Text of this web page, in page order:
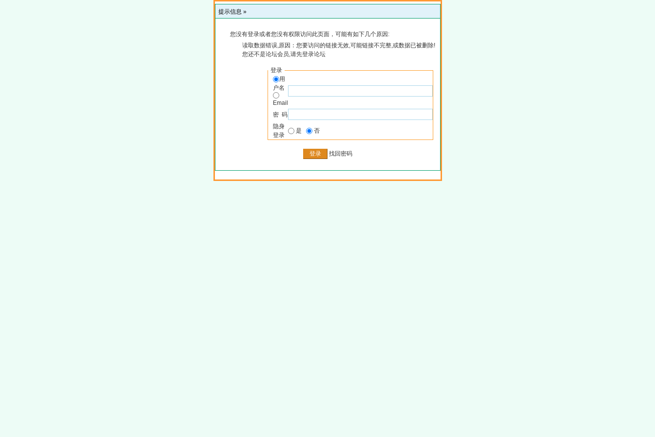
提示信息 »
您没有登录或者您没有权限访问此页面，可能有如下几个原因:
读取数据错误,原因：您要访问的链接无效,可能链接不完整,或数据已被删除!
您还不是论坛会员,请先登录论坛
登录
用
户名
Email
密 码
隐身
登录
是 否
找回密码